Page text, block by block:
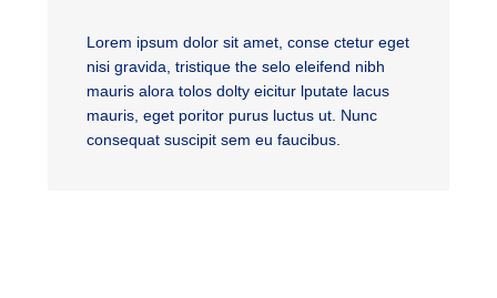
Lorem ipsum dolor sit amet, conse ctetur eget
nisi gravida, tristique the selo eleifend nibh
mauris alora tolos dolty eicitur lputate lacus
mauris, eget poritor purus luctus ut. Nunc
consequat suscipit sem eu faucibus.